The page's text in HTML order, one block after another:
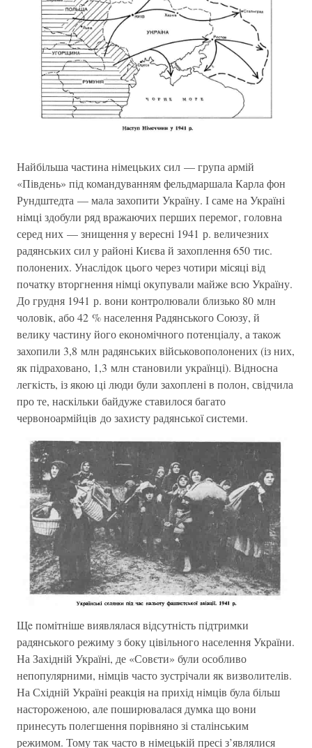
Найбільша частина німецьких сил — група армій
«Південь» під командуванням фельдмаршала Карла фон
Рундштедта — мала захопити Україну. І саме на Україні
німці здобули ряд вражаючих перших перемог, головна
серед них — знищення у вересні 1941 р. величезних
радянських сил у районі Києва й захоплення 650 тис.
полонених. Унаслідок цього через чотири місяці від
початку вторгнення німці окупували майже всю Україну.
До грудня 1941 р. вони контролювали близько 80 млн
чоловік, або 42 % населення Радянського Союзу, й
велику частину його економічного потенціалу, а також
захопили 3,8 млн радянських військовополонених (із них,
як підраховано, 1,3 млн становили українці). Відносна
легкість, із якою ці люди були захоплені в полон, свідчила
про те, наскільки байдуже ставилося багато
червоноармійців до захисту радянської системи.
Щe помітніше виявлялася відсутність підтримки
радянського режиму з боку цівільного населення України.
На Західній Україні, де «Совєти» були особливо
непопулярними, німців часто зустрічали як визволителів.
На Східній Україні реакція на прихід німців була більш
настороженою, але поширювалася думка що вони
принесуть полегшення порівняно зі сталінським
режимом. Тому так часто в німецькій пресі з’являлися